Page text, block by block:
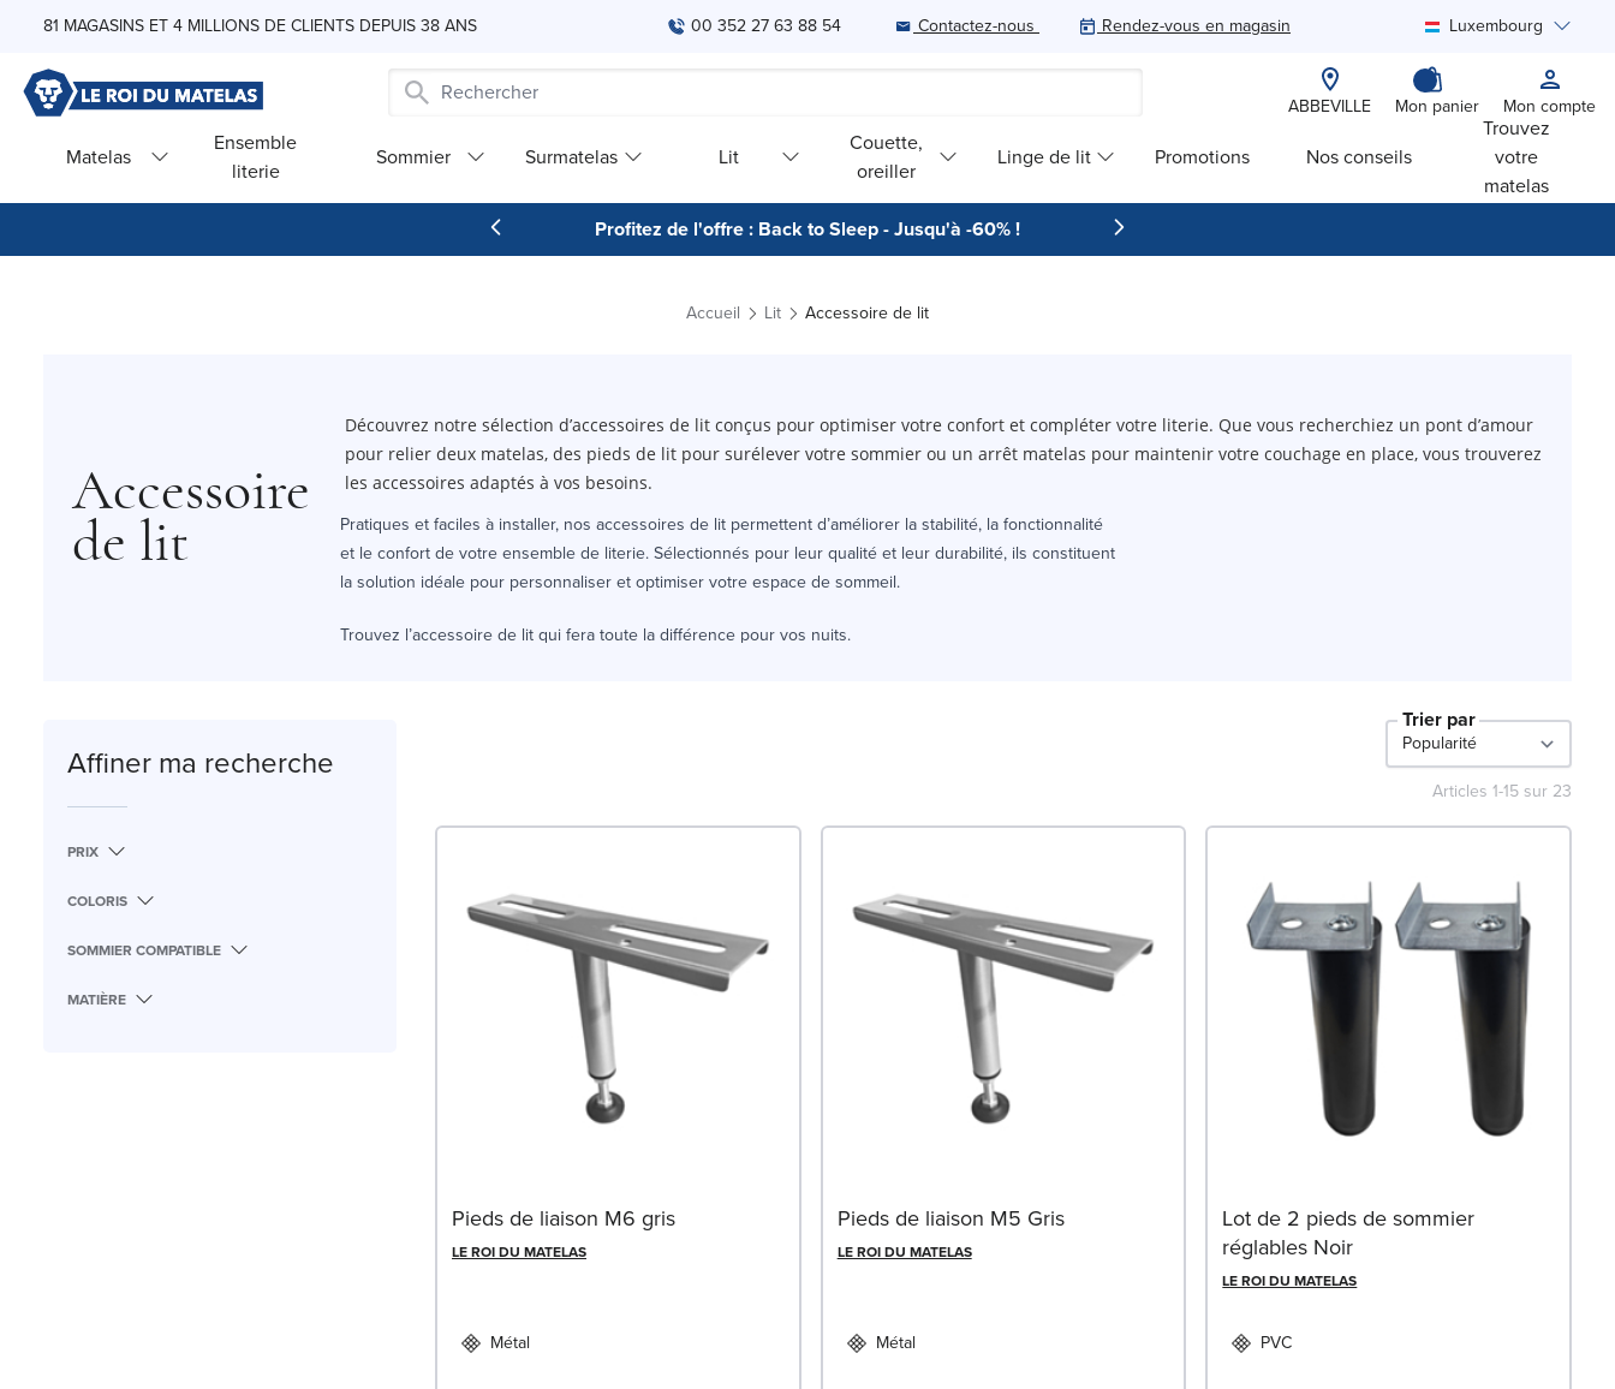
Skip to Content
81 MAGASINS ET 4 MILLIONS DE CLIENTS DEPUIS 38 ANS 00 352 27 63 88 54 Contactez-nous Rendez-vous en magasin Luxembourg
ABBEVILLE Mon panier Mon compte
Matelas
Ensemble
literie
Sommier Surmatelas Lit
Couette,
oreiller
Linge de lit Promotions Nos conseils
Trouvez
votre
matelas
Profitez de l'offre : Back to Sleep - Jusqu'à -60% !
Accueil Lit Accessoire de lit
Accessoire
de lit
Découvrez notre sélection d’accessoires de lit conçus pour optimiser votre confort et compléter votre literie. Que vous recherchiez un pont d’amour
pour relier deux matelas, des pieds de lit pour surélever votre sommier ou un arrêt matelas pour maintenir votre couchage en place, vous trouverez
les accessoires adaptés à vos besoins.
Pratiques et faciles à installer, nos accessoires de lit permettent d’améliorer la stabilité, la fonctionnalité
et le confort de votre ensemble de literie. Sélectionnés pour leur qualité et leur durabilité, ils constituent
la solution idéale pour personnaliser et optimiser votre espace de sommeil.
Trouvez l’accessoire de lit qui fera toute la différence pour vos nuits.
Affiner ma recherche
PRIX
COLORIS
SOMMIER COMPATIBLE
MATIÈRE
Trier par
Articles 1-15 sur 23
Pieds de liaison M6 gris
LE ROI DU MATELAS
Métal
Pieds de liaison M5 Gris
LE ROI DU MATELAS
Métal
Lot de 2 pieds de sommier
réglables Noir
LE ROI DU MATELAS
PVC